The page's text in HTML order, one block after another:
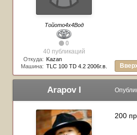
Тойото4х4Вод
0
40 публикаций
Откуда: Kazan
Машина: TLC 100 TD 4.2 2006г.в.
Arapov I
200